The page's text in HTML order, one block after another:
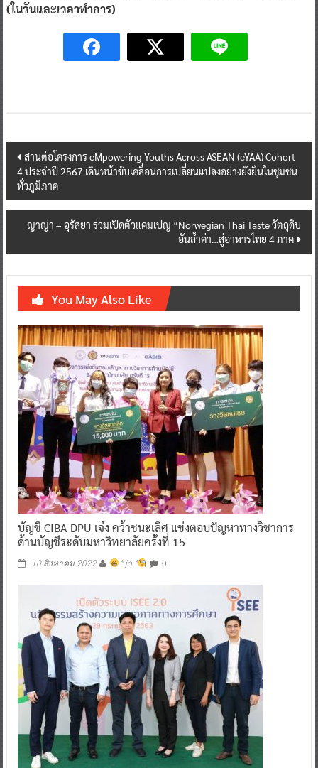
(ในวันและเวลาทำการ)
Post
navigation
สานต่อโครงการ eMpowering Youths Across ASEAN (eYAA) Cohort
4 ประจำปี 2567 เดินหน้าขับเคลื่อนการเปลี่ยนแปลงอย่างยั่งยืนในชุมชน
ทั่วภูมิภาค
ญาญ่า – อุรัสยา ร่วมเปิดตัวแคมเปญ “Norwegian Thai Taste วัตถุดิบ
อันล้ำค่า…สู่อาหารไทย 4 ภาค
You May Also Like
บัญชี CIBA DPU เจ๋ง คว้าชนะเลิศ แข่งตอบปัญหาทางวิชาการ
ด้านบัญชีระดับมหาวิทยาลัยครั้งที่ 15
10 สิงหาคม 2022 ^ jo ^ 0